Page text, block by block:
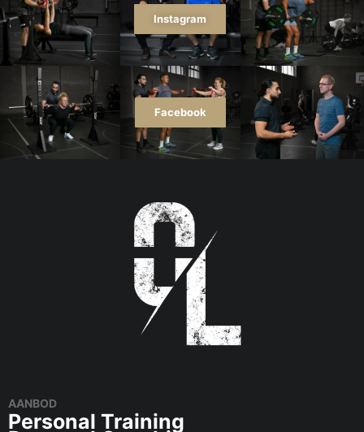
Instagram
Facebook
AANBOD
Personal Training